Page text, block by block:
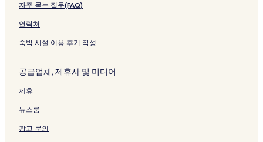
o
h
a
n
이
를
는
링
크
여
는
링
크
자주 묻는 질문(FAQ)
연락처
숙박 시설 이용 후기 작성
공급업체, 제휴사 및 미디어
제휴
뉴스룸
광고 문의